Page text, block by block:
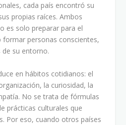
cada país encontró su
propias raíces. Ambos
es solo preparar para el
personas conscientes,
de su entorno.
en hábitos cotidianos: el
la curiosidad, la
No se trata de fórmulas
prácticas culturales que
Por eso, cuando otros países